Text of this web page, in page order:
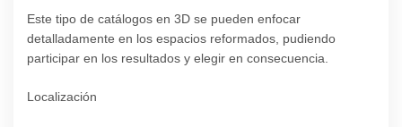
Este tipo de catálogos en 3D se pueden enfocar
detalladamente en los espacios reformados, pudiendo
participar en los resultados y elegir en consecuencia.
Localización